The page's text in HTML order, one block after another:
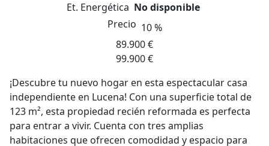
Et. Energética No disponible
Precio 10 %
89.900 €
99.900 €
¡Descubre tu nuevo hogar en esta espectacular casa
independiente en Lucena! Con una superficie total de
123 m², esta propiedad recién reformada es perfecta
para entrar a vivir. Cuenta con tres amplias
habitaciones que ofrecen comodidad y espacio para